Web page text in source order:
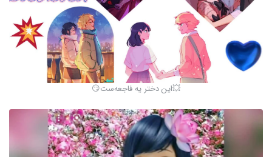
💥این دختر یه فاجعه‌ست😏